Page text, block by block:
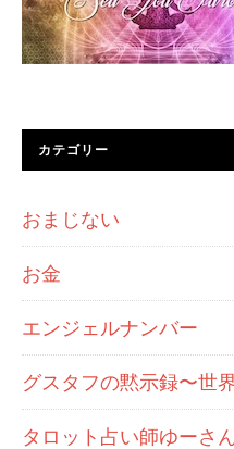
カテゴリー
おまじない
お金
エンジェルナンバー
グスタフの黙示録〜世
タロット占い師ゆーさ